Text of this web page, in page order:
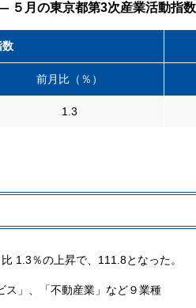
５月の東京都第3次産業活動指
数
前月比（％）
1.3
1.3％の上昇で、111.8となった。
」、「不動産業」など９業種